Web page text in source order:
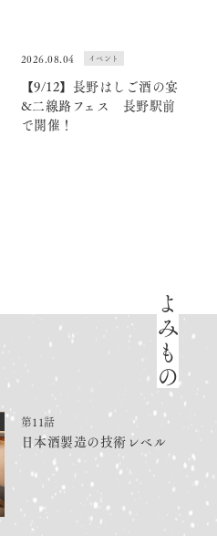
2026.08.04 イベント
【9/12】長野はしご酒の宴
&二線路フェス 長野駅前
で開催！
よみもの
第11話
日本酒製造の技術レベル